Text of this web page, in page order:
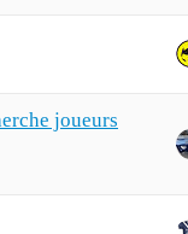
joueurs